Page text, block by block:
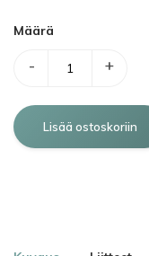
Määrä
- +